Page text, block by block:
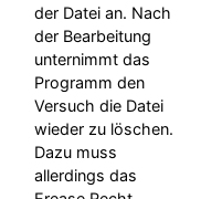
der Datei an. Nach
der Bearbeitung
unternimmt das
Programm den
Versuch die Datei
wieder zu löschen.
Dazu muss
allerdings das